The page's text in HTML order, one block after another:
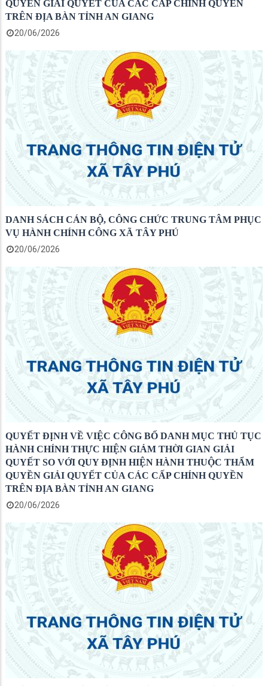
QUYỀN GIẢI QUYẾT CỦA CÁC CẤP CHÍNH QUYỀN
TRÊN ĐỊA BÀN TỈNH AN GIANG
20/06/2026
DANH SÁCH CÁN BỘ, CÔNG CHỨC TRUNG TÂM PHỤC
VỤ HÀNH CHÍNH CÔNG XÃ TÂY PHÚ
20/06/2026
QUYẾT ĐỊNH VỀ VIỆC CÔNG BỐ DANH MỤC THỦ TỤC
HÀNH CHÍNH THỰC HIỆN GIẢM THỜI GIAN GIẢI
QUYẾT SO VỚI QUY ĐỊNH HIỆN HÀNH THUỘC THẨM
QUYỀN GIẢI QUYẾT CỦA CÁC CẤP CHÍNH QUYỀN
TRÊN ĐỊA BÀN TỈNH AN GIANG
20/06/2026